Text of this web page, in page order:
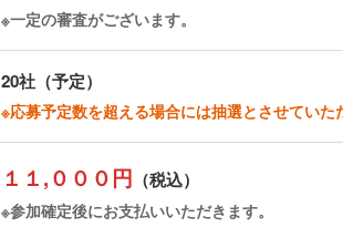
※一定の審査がございます。
20社（予定）
※応募予定数を超える場合には抽選とさせていた
１１,０００円 （税込）
※参加確定後にお支払いいただきます。